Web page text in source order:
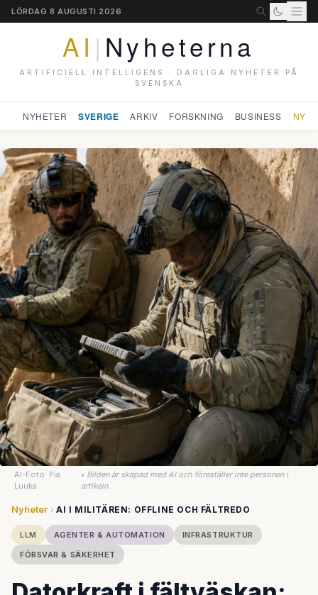
LÖRDAG 8 AUGUSTI 2026
AI | Nyheterna
ARTIFICIELL INTELLIGENS · DAGLIGA NYHETER PÅ
SVENSKA
NYHETER SVERIGE ARKIV FORSKNING BUSINESS
AI-Foto: Pia
Luuka
• Bilden är skapad med AI och föreställer inte personen i
artikeln.
Nyheter AI I MILITÄREN: OFFLINE OCH FÄLTREDO
LLM AGENTER & AUTOMATION
INFRASTRUKTUR
FÖRSVAR & SÄKERHET